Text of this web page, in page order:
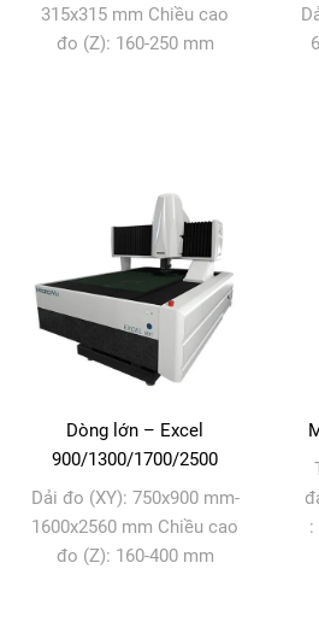
315x315 mm Chiều cao
đo (Z): 160-250 mm
Dòng lớn – Excel
900/1300/1700/2500
Dải đo (XY): 750x900 mm-
1600x2560 mm Chiều cao
đo (Z): 160-400 mm
: